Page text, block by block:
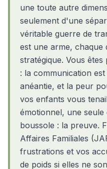
une toute autre
seulement d'une
véritable guerre de
est une arme, chaque
stratégique. Vous
: la communication
anéantie, et la peur
vos enfants vous
émotionnel, une
boussole : la preuve.
Affaires Familiales
frustrations et vos
de poids si elles ne